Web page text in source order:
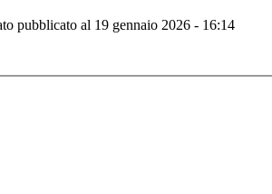
pubblicato al 19 gennaio 2026 - 16:14